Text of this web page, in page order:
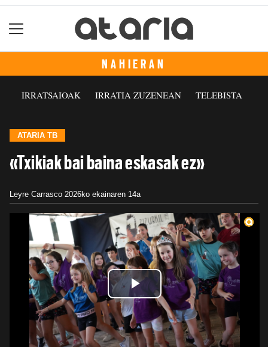
NAHIERAN
IRRATSAIOAK IRRATIA ZUZENEAN TELEBISTA
ATARIA TB
«Txikiak bai baina eskasak ez»
Leyre Carrasco 2026ko ekainaren 14a